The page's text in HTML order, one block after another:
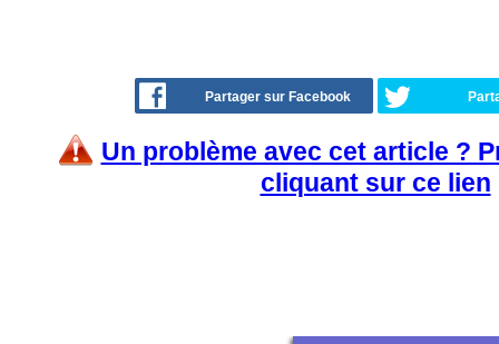
Partager sur Facebook
Un problème avec cet article ?
cliquant sur ce lien